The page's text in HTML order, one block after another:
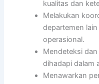
kualitas dan
Melakukan
departemen
operasional.
Mendeteksi
dihadapi dalam
Menawarkan